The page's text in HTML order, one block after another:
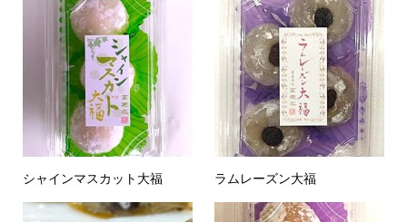
シャインマスカット大福 ラムレーズン大福